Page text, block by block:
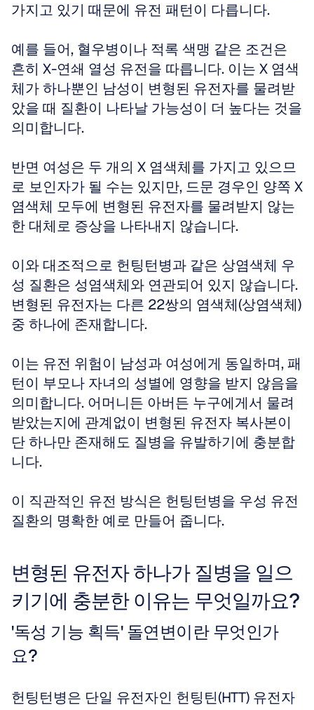
가지고 있기 때문에 유전 패턴이 다릅니다.
예를 들어, 혈우병이나 적록 색맹 같은 조건은
흔히 X-연쇄 열성 유전을 따릅니다. 이는 X 염색
체가 하나뿐인 남성이 변형된 유전자를 물려받
았을 때 질환이 나타날 가능성이 더 높다는 것을
의미합니다.
반면 여성은 두 개의 X 염색체를 가지고 있으므
로 보인자가 될 수는 있지만, 드문 경우인 양쪽 X
염색체 모두에 변형된 유전자를 물려받지 않는
한 대체로 증상을 나타내지 않습니다.
이와 대조적으로 헌팅턴병과 같은 상염색체 우
성 질환은 성염색체와 연관되어 있지 않습니다.
변형된 유전자는 다른 22쌍의 염색체(상염색체)
중 하나에 존재합니다.
이는 유전 위험이 남성과 여성에게 동일하며, 패
턴이 부모나 자녀의 성별에 영향을 받지 않음을
의미합니다. 어머니든 아버든 누구에게서 물려
받았는지에 관계없이 변형된 유전자 복사본이
단 하나만 존재해도 질병을 유발하기에 충분합
니다.
이 직관적인 유전 방식은 헌팅턴병을 우성 유전
질환의 명확한 예로 만들어 줍니다.
변형된 유전자 하나가 질병을 일으
키기에 충분한 이유는 무엇일까요?
'독성 기능 획득' 돌연변이란 무엇인가
요?
헌팅턴병은 단일 유전자인 헌팅틴(HTT) 유전자